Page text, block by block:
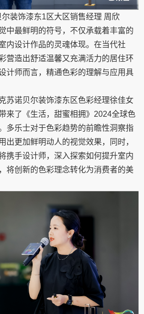
尔装饰漆东1区大区销售经理 周欣
中最鲜明的符号，不仅承载着丰富的
内设计作品的灵魂体现。在当代社
营造出舒适温馨又充满活力的居住环
计师而言，精通色彩的理解与应用具
苏诺贝尔装饰漆东区色彩经理徐佳女
来了《生活，甜蜜相拥》2024全球色
多乐士对于色彩趋势的前瞻性洞察指
出更加鲜明动人的视觉效果，同时，
携手设计师，深入探索如何提升室内
将创新的色彩理念转化为消费者的美